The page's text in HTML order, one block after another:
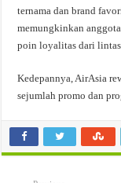
ternama dan brand
memungkinkan
poin loyalitas dari
Kedepannya, AirAsia
sejumlah promo dan